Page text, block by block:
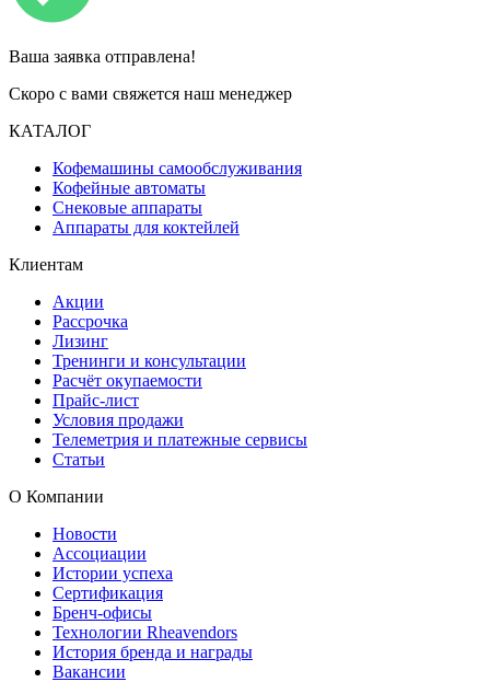
Ваша заявка отправлена!
Скоро с вами свяжется наш менеджер
КАТАЛОГ
Кофемашины самообслуживания
Кофейные автоматы
Снековые аппараты
Аппараты для коктейлей
Клиентам
Акции
Рассрочка
Лизинг
Тренинги и консультации
Расчёт окупаемости
Прайс-лист
Условия продажи
Телеметрия и платежные сервисы
Статьи
О Компании
Новости
Ассоциации
Истории успеха
Сертификация
Бренч-офисы
Технологии Rheavendors
История бренда и награды
Вакансии